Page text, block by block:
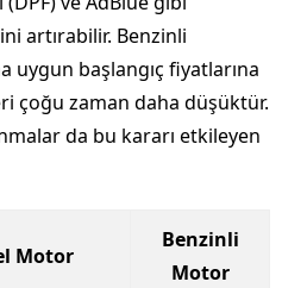
artırabilir. Benzinli
başlangıç fiyatlarına
çoğu zaman daha düşüktür.
da bu kararı etkileyen
Motor
Benzinli
Motor